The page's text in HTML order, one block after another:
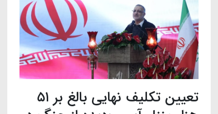
تعیین تکلیف نهایی بالغ بر ۵۱